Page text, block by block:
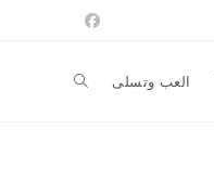
العب وتسلى Toggle